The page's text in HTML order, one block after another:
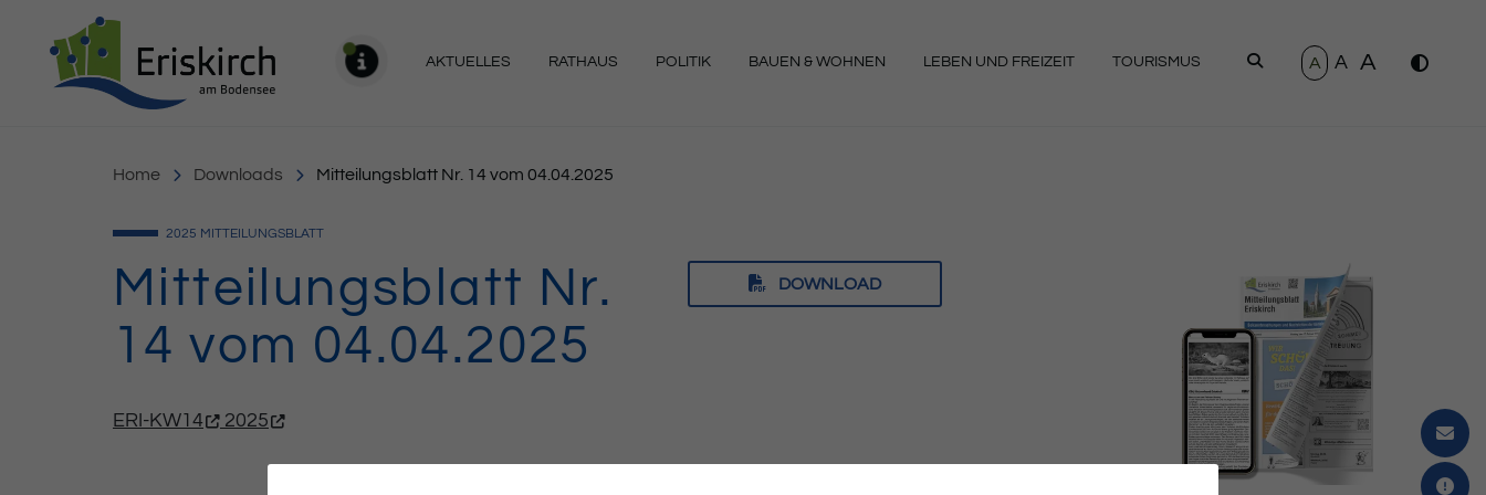
AKTUELLES RATHAUS POLITIK BAUEN & WOHNEN LEBEN UND FREIZEIT TOURISMUS SUCHEN
A A A
Home Downloads Mitteilungsblatt Nr. 14 vom 04.04.2025
2025 MITTEILUNGSBLATT
Mitteilungsblatt Nr.
14 vom 04.04.2025
DOWNLOAD
ERI-KW14 2025